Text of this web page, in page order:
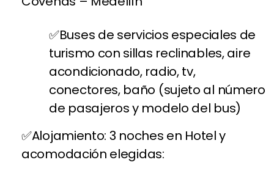
Buses de servicios especiales de
turismo con sillas reclinables, aire
acondicionado, radio, tv,
conectores, baño (sujeto al número
de pasajeros y modelo del bus)
Alojamiento: 3 noches en Hotel y
acomodación elegidas: